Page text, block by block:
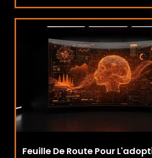
Feuille De Route Pour